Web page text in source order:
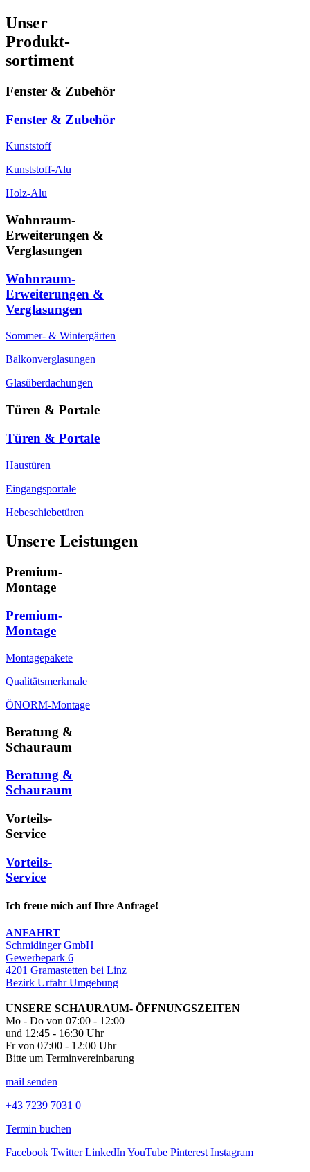
Unser
Produkt-
sortiment
Fenster & Zubehör
Fenster & Zubehör
Kunststoff
Kunststoff-Alu
Holz-Alu
Wohnraum-
Erweiterungen &
Verglasungen
Wohnraum-
Erweiterungen &
Verglasungen
Sommer- & Wintergärten
Balkonverglasungen
Glasüberdachungen
Türen & Portale
Türen & Portale
Haustüren
Eingangsportale
Hebeschiebetüren
Unsere Leistungen
Premium-
Montage
Premium-
Montage
Montagepakete
Qualitätsmerkmale
ÖNORM-Montage
Beratung &
Schauraum
Beratung &
Schauraum
Vorteils-
Service
Vorteils-
Service
Ich freue mich auf Ihre Anfrage!
ANFAHRT
Schmidinger GmbH
Gewerbepark 6
4201 Gramastetten bei Linz
Bezirk Urfahr Umgebung
UNSERE SCHAURAUM- ÖFFNUNGSZEITEN
Mo - Do von 07:00 - 12:00
und 12:45 - 16:30 Uhr
Fr von 07:00 - 12:00 Uhr
Bitte um Terminvereinbarung
mail senden
+43 7239 7031 0
Termin buchen
Facebook Twitter LinkedInYouTube Pinterest Instagram